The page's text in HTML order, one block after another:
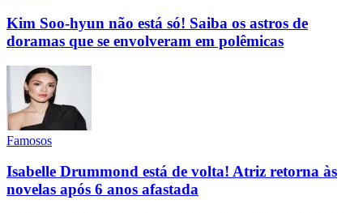
Kim Soo-hyun não está só! Saiba os astros de
doramas que se envolveram em polêmicas
Famosos
Isabelle Drummond está de volta! Atriz retorna às
novelas após 6 anos afastada